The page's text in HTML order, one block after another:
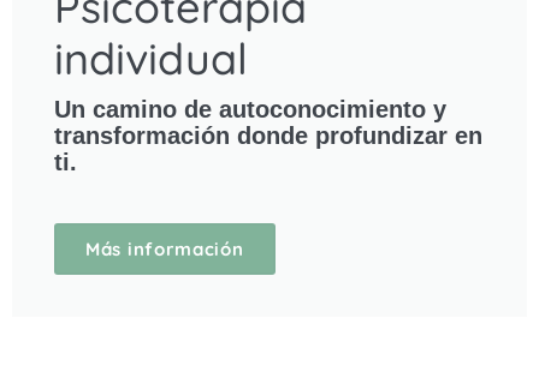
individual
transformación donde profundizar en
ti.
Más información